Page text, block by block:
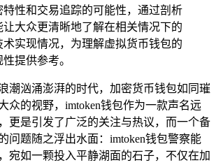
特性和交易追踪的可能性，通过剖析
大众更清晰地了解在相关情况下的
实现情况，为理解虚拟货币钱包的
提供参考。
潮汹涌澎湃的时代，加密货币钱包如同璀
众的视野，imtoken钱包作为一款声名远
更是引发了广泛的关注与热议，而一个备
问题随之浮出水面：imtoken钱包警察能
宛如一颗投入平静湖面的石子，不仅在加